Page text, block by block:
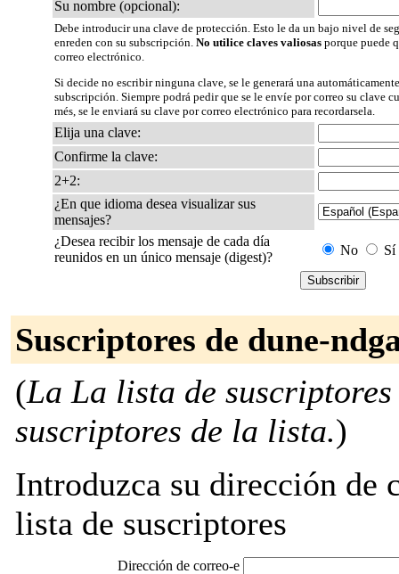
Su nombre (opcional):
Debe introducir una clave de protección. Esto le da un bajo nivel de
enreden con su subscripción. No utilice claves valiosas porque puede
correo electrónico.
Si decide no escribir ninguna clave, se le generará una
subscripción. Siempre podrá pedir que se le envíe por correo su clave
més, se le enviará su clave por correo electrónico para recordarsela.
Elija una clave:
Confirme la clave:
2+2:
¿En que idioma desea visualizar sus
mensajes?
¿Desea recibir los mensaje de cada día
reunidos en un único mensaje (digest)?
No Sí
Suscriptores de dune-
(La La lista de
suscriptores de la lista.)
Introduzca su dirección de
lista de suscriptores
Dirección de correo-e